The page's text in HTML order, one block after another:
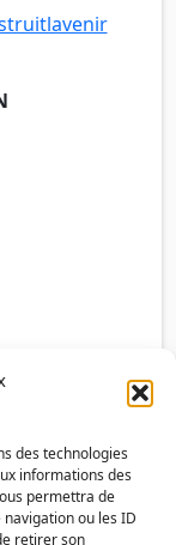
des technologies
informations des
permettra de
ou les ID
retirer son